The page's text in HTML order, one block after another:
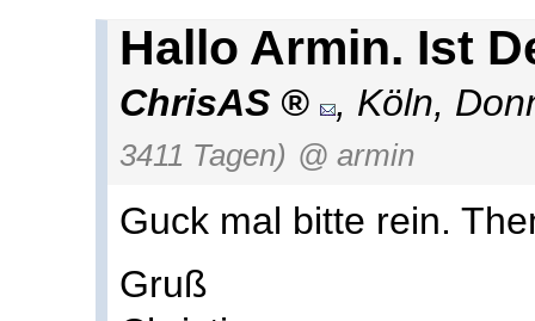
Hallo Armin. Ist
ChrisAS , Köln,
3411 Tagen) @ armin
Guck mal bitte rein.
Gruß